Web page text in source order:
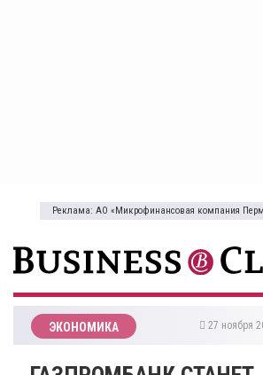
Реклама: АО «Микрофинансовая компания
ЭКОНОМИКА 27 ноября